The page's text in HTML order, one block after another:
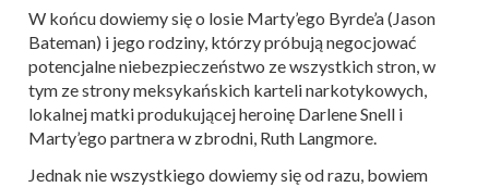
W końcu dowiemy się o losie Marty’ego Byrde’a (Jason
Bateman) i jego rodziny, którzy próbują negocjować
potencjalne niebezpieczeństwo ze wszystkich stron, w
tym ze strony meksykańskich karteli narkotykowych,
lokalnej matki produkującej heroinę Darlene Snell i
Marty’ego partnera w zbrodni, Ruth Langmore.
Jednak nie wszystkiego dowiemy się od razu, bowiem